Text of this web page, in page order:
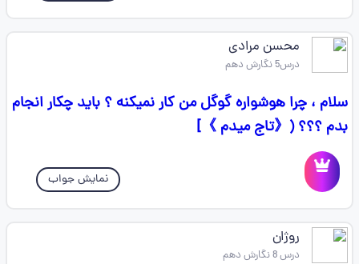
محسن مرادی
درس5 نگارش دهم
سلام ، چرا هوشواره گوگل من کار نمیکنه ؟ باید چکار انجام
بدم ؟؟؟ (《تاج میدم 》]
نمایش جواب
روژان
درس 8 نگارش دهم